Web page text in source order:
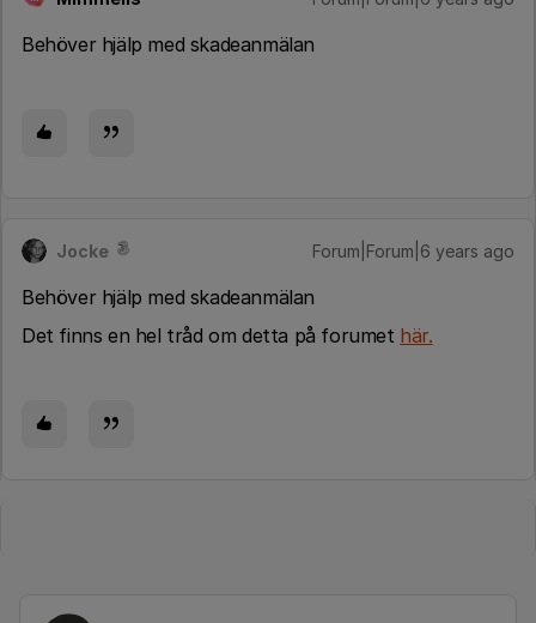
Behöver hjälp med skadeanmälan
Jocke Forum|Forum|6 years ago
Behöver hjälp med skadeanmälan
Det finns en hel tråd om detta på forumet här.